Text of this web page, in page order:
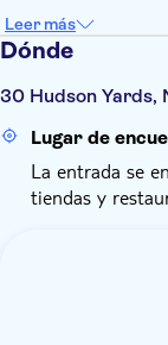
Leer más
Dónde
30 Hudson Yards,
Lugar de
La entrada se
tiendas y